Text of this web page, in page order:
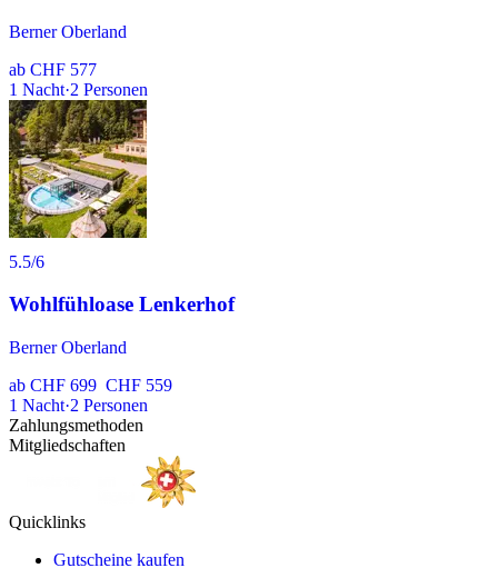
Berner Oberland
ab CHF 577
1 Nacht·2 Personen
5.5/6
Wohlfühloase Lenkerhof
Berner Oberland
ab CHF 699 CHF 559
1 Nacht·2 Personen
Zahlungsmethoden
Mitgliedschaften
Quicklinks
Gutscheine kaufen